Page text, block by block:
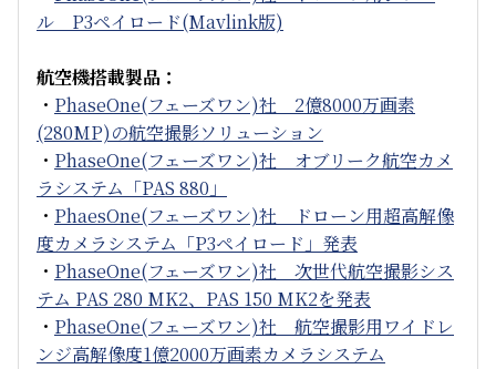
ル P3ペイロード(Mavlink版)
航空機搭載製品：
・ PhaseOne(フェーズワン)社 2億8000万画素
(280MP)の航空撮影ソリューション
・ PhaseOne(フェーズワン)社 オブリーク航空カメ
ラシステム「PAS 880」
・ PhaesOne(フェーズワン)社 ドローン用超高解像
度カメラシステム「P3ペイロード」発表
・ PhaseOne(フェーズワン)社 次世代航空撮影シス
テム PAS 280 MK2、PAS 150 MK2を発表
・ PhaseOne(フェーズワン)社 航空撮影用ワイドレ
ンジ高解像度1億2000万画素カメラシステム